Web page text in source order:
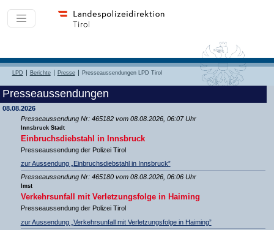
LPD Berichte Presse Presseaussendungen LPD Tirol
Presseaussendungen
08.08.2026
Presseaussendung Nr: 465182 vom 08.08.2026, 06:07 Uhr
Innsbruck Stadt
Einbruchsdiebstahl in Innsbruck
Presseaussendung der Polizei Tirol
zur Aussendung „Einbruchsdiebstahl in Innsbruck”
Presseaussendung Nr: 465180 vom 08.08.2026, 06:06 Uhr
Imst
Verkehrsunfall mit Verletzungsfolge in Haiming
Presseaussendung der Polizei Tirol
zur Aussendung „Verkehrsunfall mit Verletzungsfolge in Haiming”